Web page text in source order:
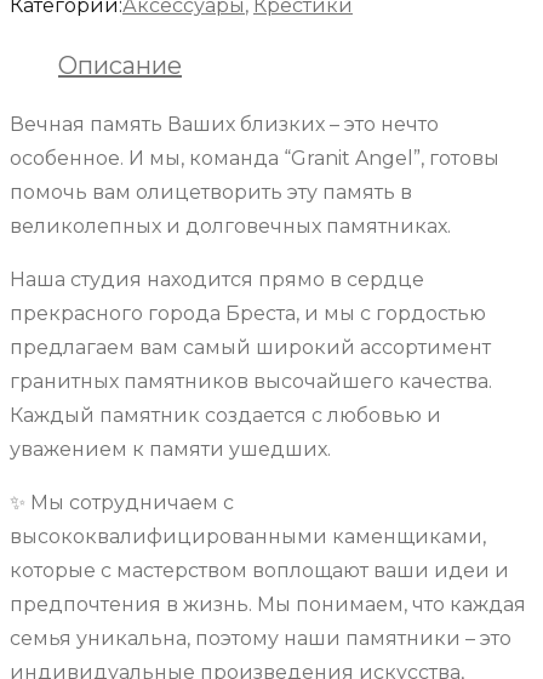
Категории:Аксессуары, Крестики
Описание
Вечная память Ваших близких – это нечто
особенное. И мы, команда “Granit Angel”, готовы
помочь вам олицетворить эту память в
великолепных и долговечных памятниках.
Наша студия находится прямо в сердце
прекрасного города Бреста, и мы с гордостью
предлагаем вам самый широкий ассортимент
гранитных памятников высочайшего качества.
Каждый памятник создается с любовью и
уважением к памяти ушедших.
✨ Мы сотрудничаем с
высококвалифицированными каменщиками,
которые с мастерством воплощают ваши идеи и
предпочтения в жизнь. Мы понимаем, что каждая
семья уникальна, поэтому наши памятники – это
индивидуальные произведения искусства,